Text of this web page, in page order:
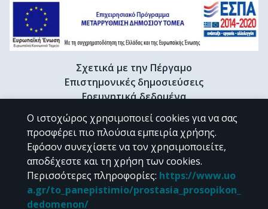
Σχετικά με την Πέργαμο
Επιστημονικές δημοσιεύσεις
Ερευνητικά δεδομένα
Διδακτορικές διατριβές & Γκρίζα βιβλιογραφία
Προφίλ Ερευνητή
CC BY-NC 4.0
Εκτός αν αναφέρεται διαφορετικά, το υλικό της "Περγάμου" διατίθεται
Ο ιστοχώρος χρησιμοποιεί cookies για να σας
προσφέρει πιο πλούσια εμπειρία χρήσης.
Εφόσον συνεχίσετε να τον χρησιμοποιείτε,
αποδέχεστε και τη χρήση των cookies.
Περισσότερες πληροφορίες: https://www.uo
a.gr/to_panepistimio/prostasia_prosopikon_
dedomenon/